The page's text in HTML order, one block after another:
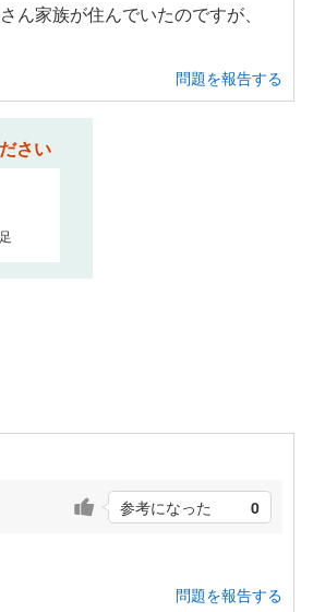
家族が住んでいたのですが、
問題を報告する
さい
参考になった 0
問題を報告する